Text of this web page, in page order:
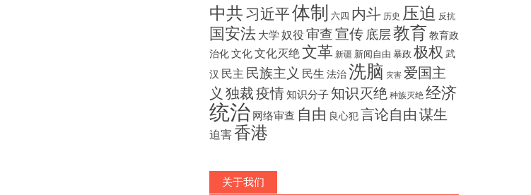
中共习近平体制 六四 内斗 历史 压迫 反抗
国安法 大学 奴役 审查宣传底层教育 教育政
治化文化文化灭绝文革 新疆 新闻自由 暴政 极权 武
汉 民主 民族主义 民生 法治洗脑 灾害 爱国主
义 独裁疫情知识分子 知识灭绝 种族灭绝 经济
统治 网络审查 自由 良心犯言论自由 谋生
迫害香港
关于我们